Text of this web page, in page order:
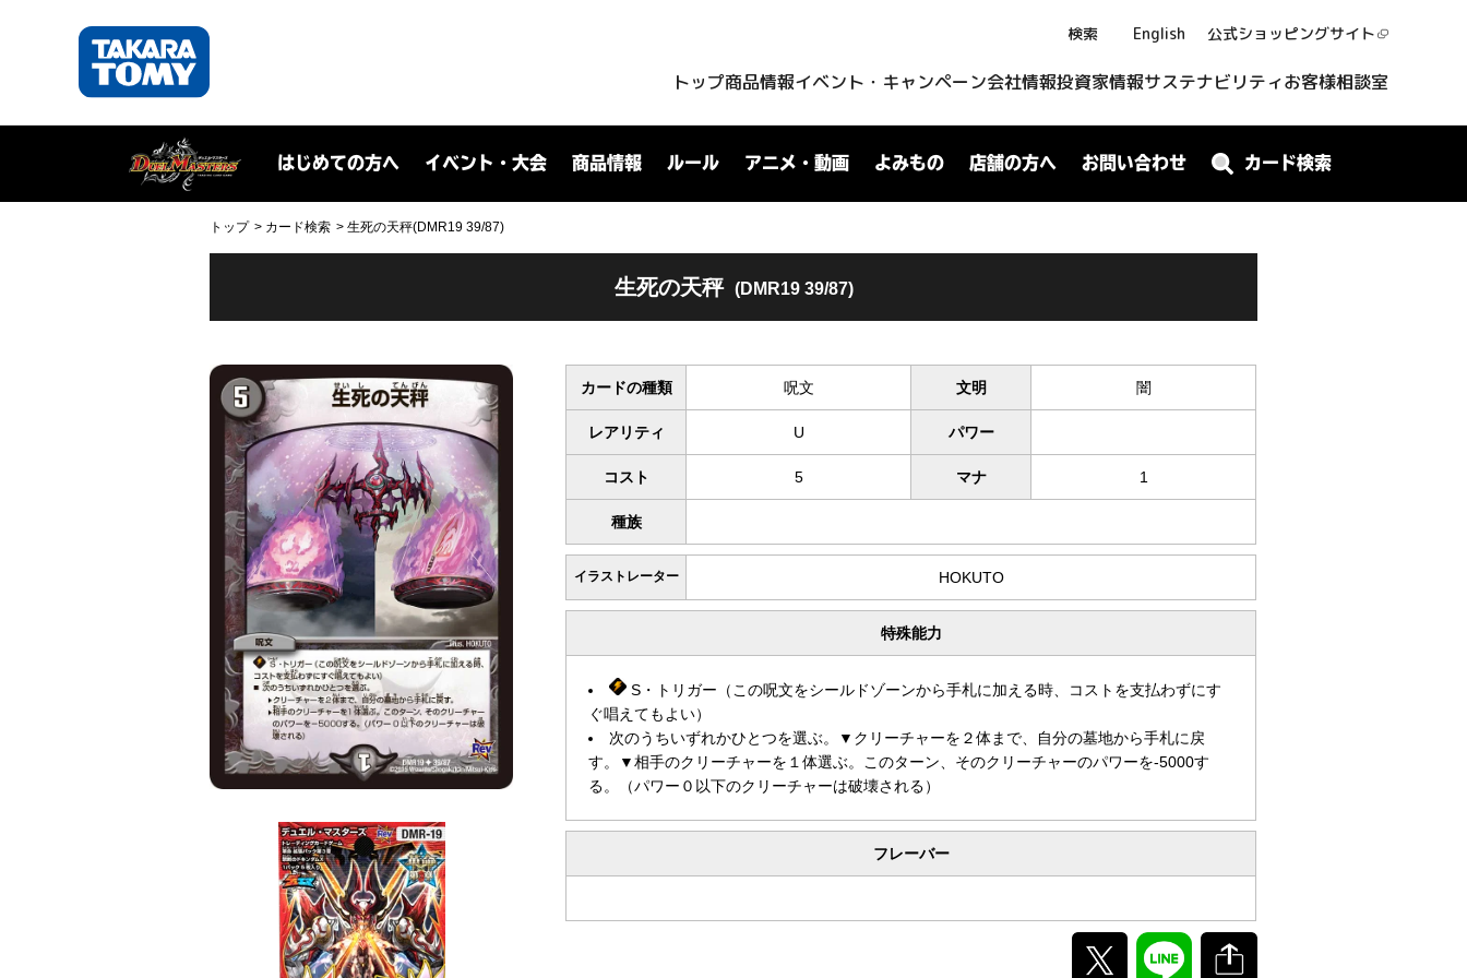
検索 English 公式ショッピングサイト
トップ商品情報イベント・キャンペーン会社情報投資家情報サステナビリティお客様相談室
はじめての方へ イベント・大会 商品情報 ルール アニメ・動画 よみもの 店舗の方へ お問い合わせ カード検索
トップ カード検索 生死の天秤(DMR19 39/87)
生死の天秤 (DMR19 39/87)
カードの種類 呪文 文明 闇
レアリティ U パワー
コスト 5 マナ 1
種族
イラストレーター HOKUTO
特殊能力
S・トリガー（この呪文をシールドゾーンから手札に加える時、コストを支払わずにす
ぐ唱えてもよい）
次のうちいずれかひとつを選ぶ。▼クリーチャーを２体まで、自分の墓地から手札に戻
す。▼相手のクリーチャーを１体選ぶ。このターン、そのクリーチャーのパワーを-5000す
る。（パワー０以下のクリーチャーは破壊される）
フレーバー